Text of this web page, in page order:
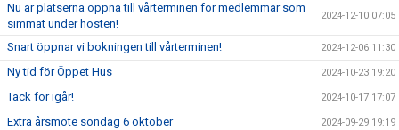
Nu är platserna öppna till vårterminen för medlemmar som
simmat under hösten!
2024-12-10 07:05
Snart öppnar vi bokningen till vårterminen! 2024-12-06 11:30
Ny tid för Öppet Hus 2024-10-23 19:20
Tack för igår! 2024-10-17 17:07
Extra årsmöte söndag 6 oktober 2024-09-29 19:19